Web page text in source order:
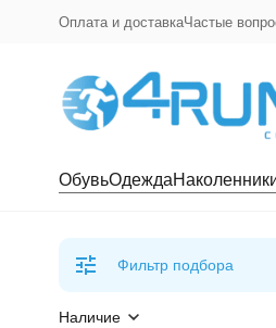
Оплата и доставкаЧастые
ОбувьОдежда
Фильтр подбора
Наличие